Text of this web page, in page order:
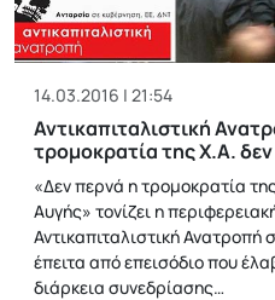
14.03.2016 | 21:54
Αντικαπιταλιστική
τρομοκρατία της Χ.Α.
«Δεν περνά η τρομοκρατία
Αυγής» τονίζει η
Αντικαπιταλιστική Ανατροπή
έπειτα από επεισόδιο που
διάρκεια συνεδρίασης…